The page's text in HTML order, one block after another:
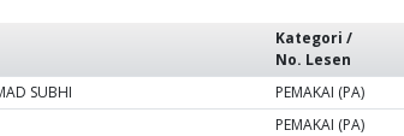
Kategori /
No. Lesen
SUBHI PEMAKAI (PA)
PEMAKAI (PA)